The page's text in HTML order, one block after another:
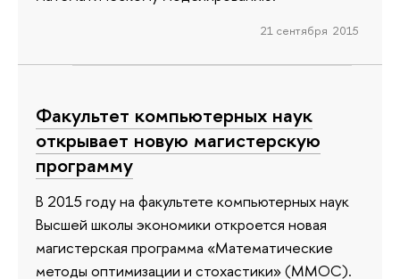
21 сентября 2015
Факультет компьютерных наук
открывает новую магистерскую
программу
В 2015 году на факультете компьютерных наук
Высшей школы экономики откроется новая
магистерская программа «Математические
методы оптимизации и стохастики» (ММОС).